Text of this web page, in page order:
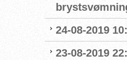
24-08-2019
23-08-2019